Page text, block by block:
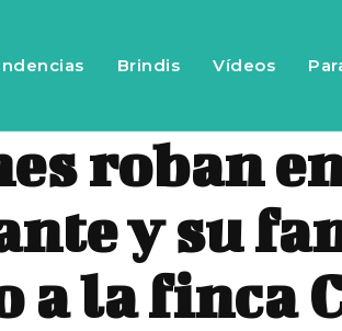
Brindis Vídeos
roban en
y su
a la finca